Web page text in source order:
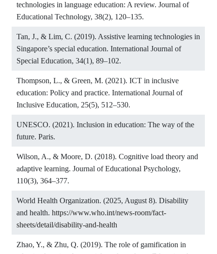
technologies in language education: A review. Journal of
Educational Technology, 38(2), 120–135.
Tan, J., & Lim, C. (2019). Assistive learning technologies in
Singapore’s special education. International Journal of
Special Education, 34(1), 89–102.
Thompson, L., & Green, M. (2021). ICT in inclusive
education: Policy and practice. International Journal of
Inclusive Education, 25(5), 512–530.
UNESCO. (2021). Inclusion in education: The way of the
future. Paris.
Wilson, A., & Moore, D. (2018). Cognitive load theory and
adaptive learning. Journal of Educational Psychology,
110(3), 364–377.
World Health Organization. (2025, August 8). Disability
and health. https://www.who.int/news-room/fact-
sheets/detail/disability-and-health
Zhao, Y., & Zhu, Q. (2019). The role of gamification in